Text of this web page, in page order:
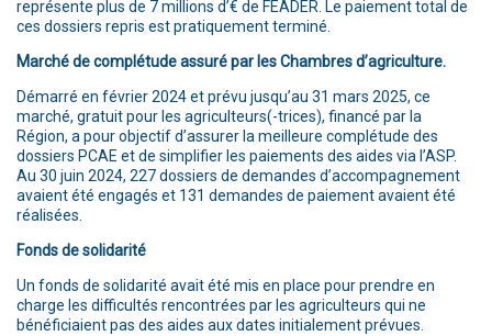
représente plus de 7 millions d’€ de FEADER. Le paiement total de
ces dossiers repris est pratiquement terminé.
Marché de complétude assuré par les Chambres d’agriculture.
Démarré en février 2024 et prévu jusqu’au 31 mars 2025, ce
marché, gratuit pour les agriculteurs(-trices), financé par la
Région, a pour objectif d’assurer la meilleure complétude des
dossiers PCAE et de simplifier les paiements des aides via l’ASP.
Au 30 juin 2024, 227 dossiers de demandes d’accompagnement
avaient été engagés et 131 demandes de paiement avaient été
réalisées.
Fonds de solidarité
Un fonds de solidarité avait été mis en place pour prendre en
charge les difficultés rencontrées par les agriculteurs qui ne
bénéficiaient pas des aides aux dates initialement prévues.